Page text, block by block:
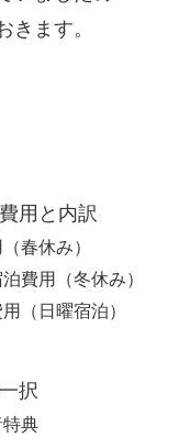
きます。
用と内訳
春休み）
費用（冬休み）
（日曜宿泊）
択
典